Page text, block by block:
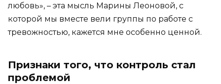
любовь», – эта мысль Марины Леоновой, с
которой мы вместе вели группы по работе с
тревожностью, кажется мне особенно ценной.
Признаки того, что контроль стал
проблемой